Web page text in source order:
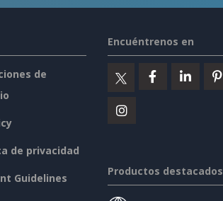
de
de privacidad
Guidelines
Encuéntrenos en
Productos destacados